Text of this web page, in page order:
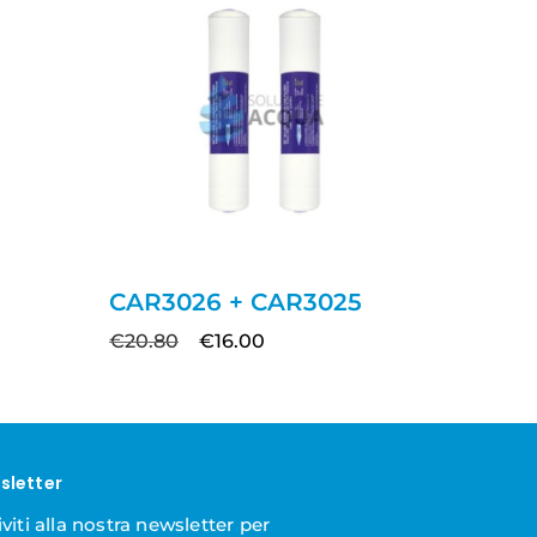
CAR3026 + CAR3025
€20.80 €16.00
alla nostra newsletter per